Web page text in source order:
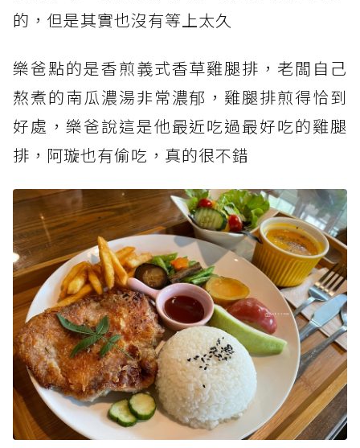
的，但是其實也沒有等上太久
樂爸點的是香煎義式香草雞腿排，老闆自己
熬煮的南瓜濃湯非常濃郁，雞腿排煎得恰到
好處，樂爸說這是他最近吃過最好吃的雞腿
排，阿璇也有偷吃，真的很不錯